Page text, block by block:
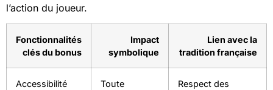
l’action du joueur.
Fonctionnalités
clés du bonus
Impact
symbolique
Lien avec la
tradition française
Accessibilité
Toute
Respect des